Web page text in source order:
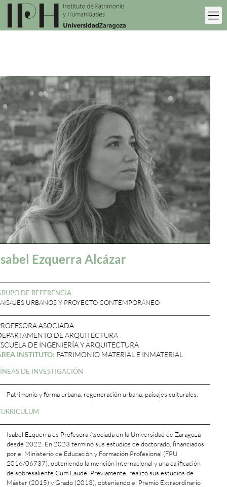
Ezquerra Alcázar
DE REFERENCIA
URBANOS Y PROYECTO CONTEMPORÁNEO
ASOCIADA
DE ARQUITECTURA
DE INGENIERÍA Y ARQUITECTURA
INSTITUTO: PATRIMONIO MATERIAL E INMATERIAL
DE INVESTIGACIÓN
Patrimonio y forma urbana, regeneración urbana, paisajes culturales.
Isabel Ezquerra es Profesora Asociada en la Universidad de Zaragoza
desde 2022. En 2023 terminó sus estudios de doctorado, financiados
por el Ministerio de Educación y Formación Profesional (FPU
2016/06737), obteniendo la mención internacional y una calificación
de sobresaliente Cum Laude. Previamente, realizó sus estudios de
Máster (2015) y Grado (2013), obteniendo el Premio Extraordinario